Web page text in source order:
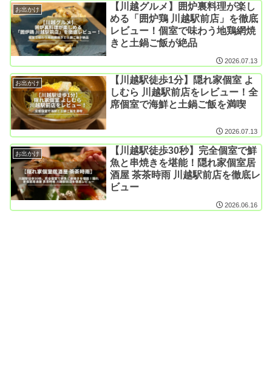
お出かけ
【川越グルメ】囲炉裏料理が楽し
める「囲炉鶏 川越駅前店」を徹底
レビュー！個室で味わう地鶏網焼
きと土鍋ご飯が絶品
2026.07.13
お出かけ
【川越駅徒歩1分】隠れ家個室 よ
しむら 川越駅前店をレビュー！全
席個室で海鮮と土鍋ご飯を満喫
2026.07.13
お出かけ
【川越駅徒歩30秒】完全個室で鮮
魚と串焼きを堪能！隠れ家個室居
酒屋 茶茶時雨 川越駅前店を徹底レ
ビュー
2026.06.16